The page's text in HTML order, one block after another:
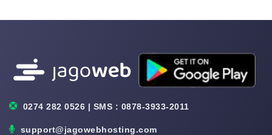
0274 282 0526 | SMS : 0878-3933-2011
support@jagowebhosting.com